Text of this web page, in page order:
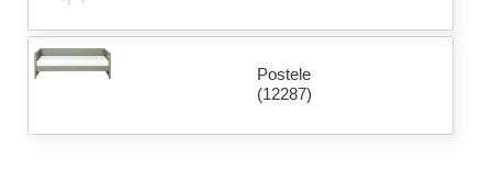
Postele
(12287)